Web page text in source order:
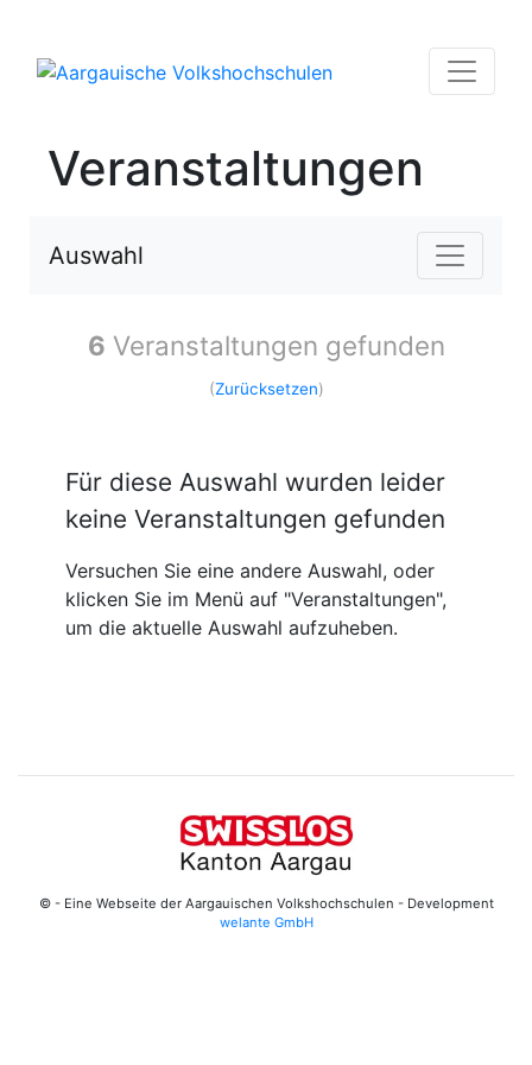
Veranstaltungen
Auswahl
6 Veranstaltungen gefunden
(Zurücksetzen)
Für diese Auswahl wurden leider
keine Veranstaltungen gefunden
Versuchen Sie eine andere Auswahl, oder
klicken Sie im Menü auf "Veranstaltungen",
um die aktuelle Auswahl aufzuheben.
© - Eine Webseite der Aargauischen Volkshochschulen - Development
welante GmbH